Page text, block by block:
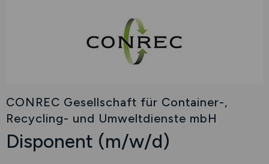
CONREC Gesellschaft für Container-,
Recycling- und Umweltdienste mbH
Disponent (m/w/d)